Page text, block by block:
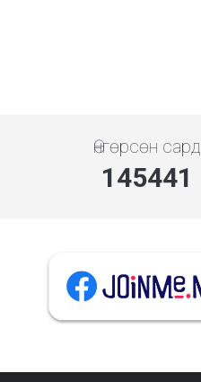
Өнгөрсөн сард
145441